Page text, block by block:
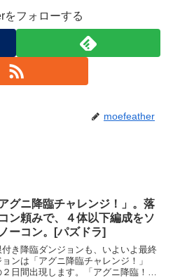
をフォローする
moefeather
アグニ降臨チャレンジ！」。落
ン頼みで、４体以下編成をソ
ーコン。[パズドラ]
き降臨ダンジョンも、いよいよ最終
ンは「アグニ降臨チャレンジ！」
日間出現します。「アグニ降臨！」